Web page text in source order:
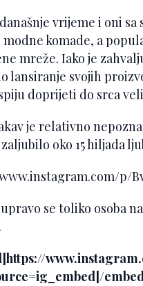
vrijeme i oni
komade, a
mreže. Iako je
lansiranje svojih
doprijeti do srca
je relativno
oko 15 hiljada
p/
se toliko osoba